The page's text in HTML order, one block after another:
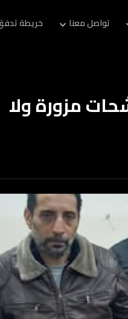
تواصل معنا خريطة
مزورة ولا